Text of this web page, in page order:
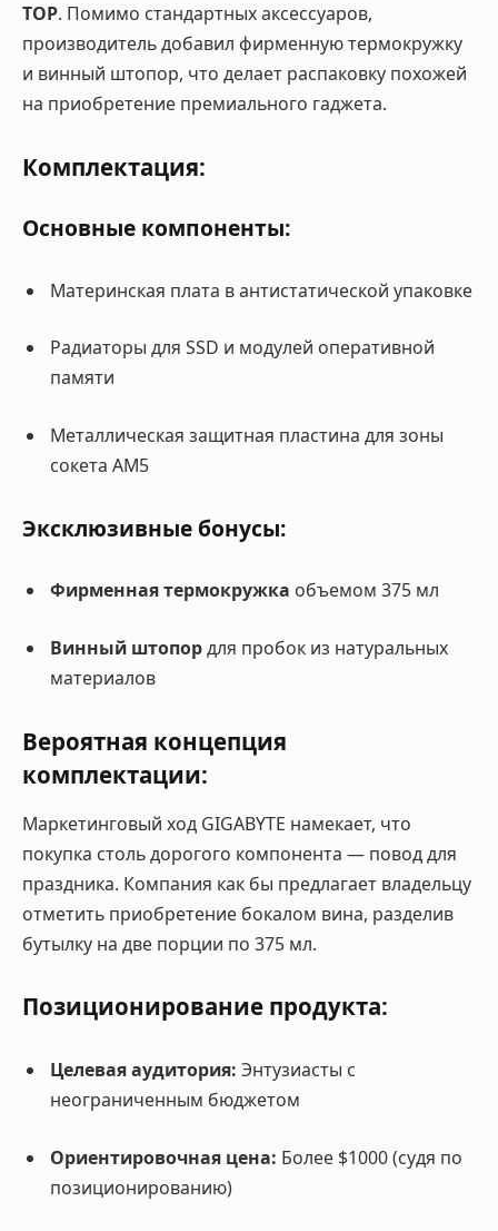
TOP. Помимо стандартных аксессуаров,
производитель добавил фирменную термокружку
и винный штопор, что делает распаковку похожей
на приобретение премиального гаджета.
Комплектация:
Основные компоненты:
Материнская плата в антистатической упаковке
Радиаторы для SSD и модулей оперативной
памяти
Металлическая защитная пластина для зоны
сокета AM5
Эксклюзивные бонусы:
Фирменная термокружка объемом 375 мл
Винный штопордля пробок из натуральных
материалов
Вероятная концепция
комплектации:
Маркетинговый ход GIGABYTE намекает, что
покупка столь дорогого компонента — повод для
праздника. Компания как бы предлагает владельцу
отметить приобретение бокалом вина, разделив
бутылку на две порции по 375 мл.
Позиционирование продукта:
Целевая аудитория: Энтузиасты с
неограниченным бюджетом
Ориентировочная цена: Более $1000 (судя по
позиционированию)